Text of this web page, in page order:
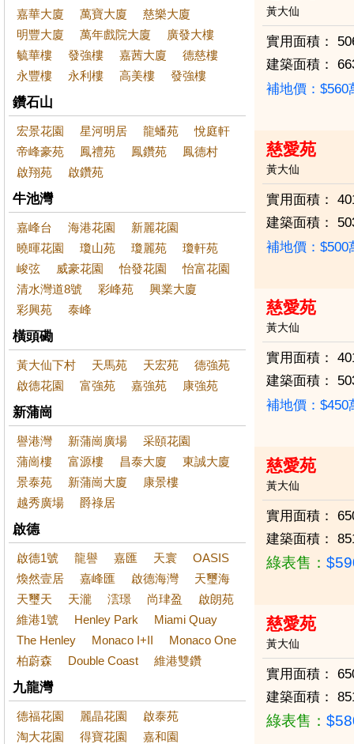
嘉華大廈
萬寶大廈
慈樂大廈
明豐大廈
萬年戲院大廈
廣發大樓
毓華樓
發強樓 嘉茜大廈
德慈樓
永豐樓
永利樓 高美樓 發強樓
鑽石山
宏景花園 星河明居 龍蟠苑
悅庭軒
帝峰豪苑
鳳禮苑 鳳鑽苑
鳳德村
啟翔苑
啟鑽苑
牛池灣
嘉峰台 海港花園
新麗花園
曉暉花園
瓊山苑 瓊麗苑
瓊軒苑
峻弦
威豪花園 怡發花園
怡富花園
清水灣道8號
彩峰苑
興業大廈
彩興苑
泰峰
橫頭磡
黃大仙下村 天馬苑 天宏苑
德強苑
啟德花園
富強苑 嘉強苑 康強苑
新蒲崗
譽港灣 新蒲崗廣場
采頤花園
蒲崗樓
富源樓 昌泰大廈
東誠大廈
景泰苑
新蒲崗大廈
康景樓
越秀廣場
爵祿居
啟德
啟德1號 龍譽 嘉匯 天寰
OASIS
煥然壹居
嘉峰匯 啟德海灣
天璽海
天璽天
天瀧 澐璟 尚珒盈
啟朗苑
維港1號
Henley Park
Miami Quay
The Henley
Monaco I+II
Monaco One
柏蔚森
Double Coast 維港雙鑽
九龍灣
德福花園 麗晶花園
啟泰苑
淘大花園
得寶花園 嘉和園
黃大仙
實用面積：
建築面積：
補地價：
慈愛苑
黃大仙
實用面積：
建築面積：
補地價：
慈愛苑
黃大仙
實用面積：
建築面積：
補地價：
慈愛苑
黃大仙
實用面積：
建築面積：
綠表售：
慈愛苑
黃大仙
實用面積：
建築面積：
綠表售：